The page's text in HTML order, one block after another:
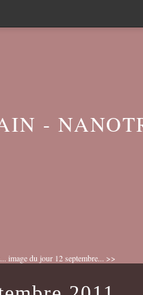
-
image du jour 12 septembre... >>